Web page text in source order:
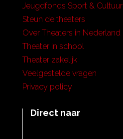
Jeugdfonds Sport & Cultuur
Steun de theaters
Over Theaters in Nederland
Theater in school
Theater zakelijk
Veelgestelde vragen
Privacy policy
Direct naar